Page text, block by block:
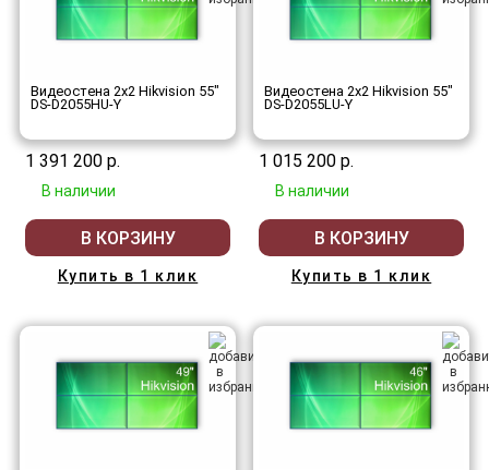
Видеостена 2x2 Hikvision 55"
DS-D2055HU-Y
1 391 200 р.
В наличии
В КОРЗИНУ
Купить в 1 клик
Видеостена 2x2 Hikvision 55"
DS-D2055LU-Y
1 015 200 р.
В наличии
В КОРЗИНУ
Купить в 1 клик